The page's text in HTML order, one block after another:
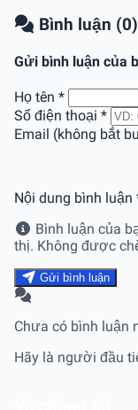
Bình luận (0)
Gửi bình luận của
Họ tên *
Số điện thoại *
Email (không bắt
Nội dung bình luận
Bình luận của
thị. Không được
Gửi bình luận
Chưa có bình luận
Hãy là người đầu